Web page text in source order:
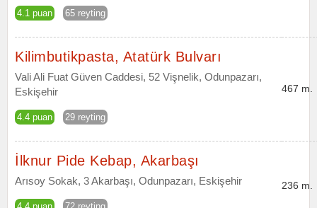
4.1 puan 65 reyting
Kilimbutikpasta, Atatürk Bulvarı
Vali Ali Fuat Güven Caddesi, 52 Vişnelik, Odunpazarı,
Eskişehir
4.4 puan 29 reyting
467 m.
İlknur Pide Kebap, Akarbaşı
Arısoy Sokak, 3 Akarbaşı, Odunpazarı, Eskişehir 236 m.